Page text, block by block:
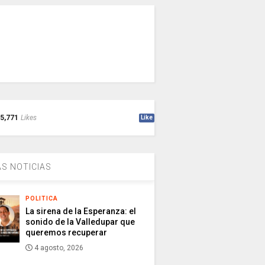
5,771 Likes Like
NOTICIAS
POLITICA
La sirena de la Esperanza: el
sonido de la Valledupar que
queremos recuperar
4 agosto, 2026